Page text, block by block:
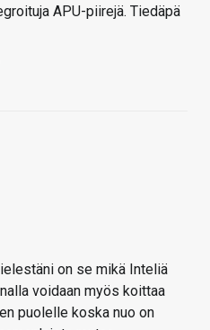
APU-piirejä. Tiedäpä
on se mikä Inteliä
voidaan myös koittaa
puolelle koska nuo on